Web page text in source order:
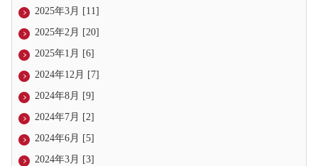
2025年3月 [11]
2025年2月 [20]
2025年1月 [6]
2024年12月 [7]
2024年8月 [9]
2024年7月 [2]
2024年6月 [5]
2024年3月 [3]